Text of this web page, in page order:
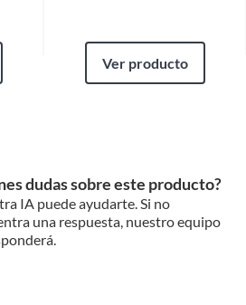
Ver producto
dudas sobre este producto?
IA puede ayudarte. Si no
una respuesta, nuestro equipo